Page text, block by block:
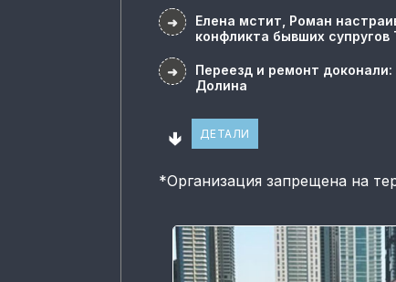
➜
Елена мстит, Роман
конфликта бывших супругов
➜
Переезд и ремонт
Долина
🢃 ДЕТАЛИ
*Организация запрещена на